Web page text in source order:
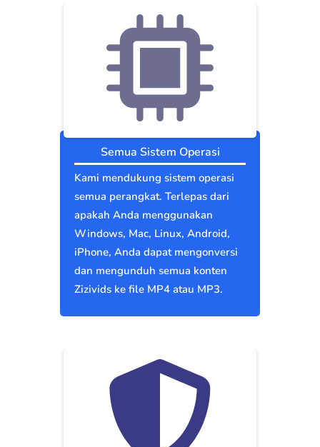
Semua Sistem Operasi
Kami mendukung sistem operasi
semua perangkat. Terlepas dari
apakah Anda menggunakan
Windows, Mac, Linux, Android,
iPhone, Anda dapat mengonversi
dan mengunduh semua konten
Zizivids ke file MP4 atau MP3.